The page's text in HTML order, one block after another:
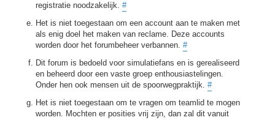
registratie noodzakelijk. #
Het is niet toegestaan om een account aan te maken met
als enig doel het maken van reclame. Deze accounts
worden door het forumbeheer verbannen. #
Dit forum is bedoeld voor simulatiefans en is gerealiseerd
en beheerd door een vaste groep enthousiastelingen.
Onder hen ook mensen uit de spoorwegpraktijk. #
Het is niet toegestaan om te vragen om teamlid te mogen
worden. Mochten er posities vrij zijn, dan zal dit vanuit